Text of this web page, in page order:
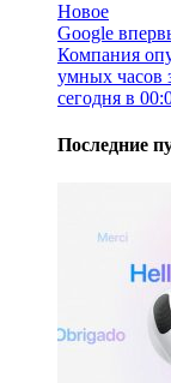
Новое
Google
Компания
умных часов
сегодня в
Последние